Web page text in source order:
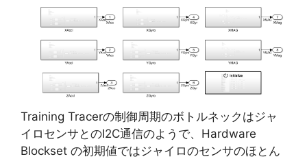
Training Tracerの制御周期のボトルネックはジャ
イロセンサとのI2C通信のようで、Hardware
Blockset の初期値ではジャイロのセンサのほとん